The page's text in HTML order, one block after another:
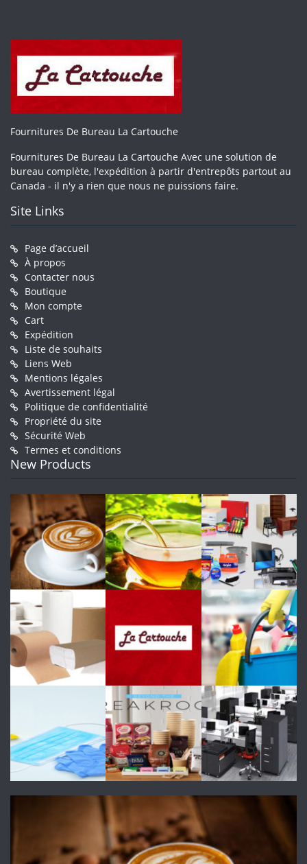
Fournitures De Bureau La Cartouche
Fournitures De Bureau La Cartouche Avec une solution de
bureau complète, l'expédition à partir d'entrepôts partout au
Canada - il n'y a rien que nous ne puissions faire.
Site Links
Page d’accueil
À propos
Contacter nous
Boutique
Mon compte
Cart
Expédition
Liste de souhaits
Liens Web
Mentions légales
Avertissement légal
Politique de confidentialité
Propriété du site
Sécurité Web
Termes et conditions
New Products